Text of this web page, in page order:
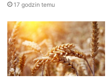
17 godzin temu